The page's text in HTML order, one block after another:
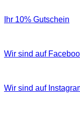
Ihr 10% Gutschein
Wir sind auf
Wir sind auf